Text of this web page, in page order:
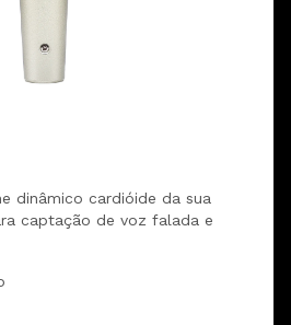
dinâmico cardióide da sua
captação de voz falada e